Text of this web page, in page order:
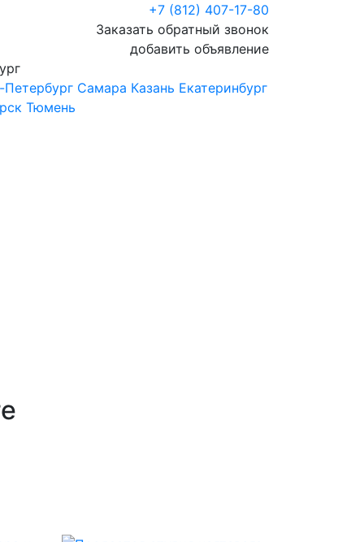
+7 (812) 407-17-80
Заказать обратный звонок
добавить объявление
Петербург Самара Казань Екатеринбург
Тюмень